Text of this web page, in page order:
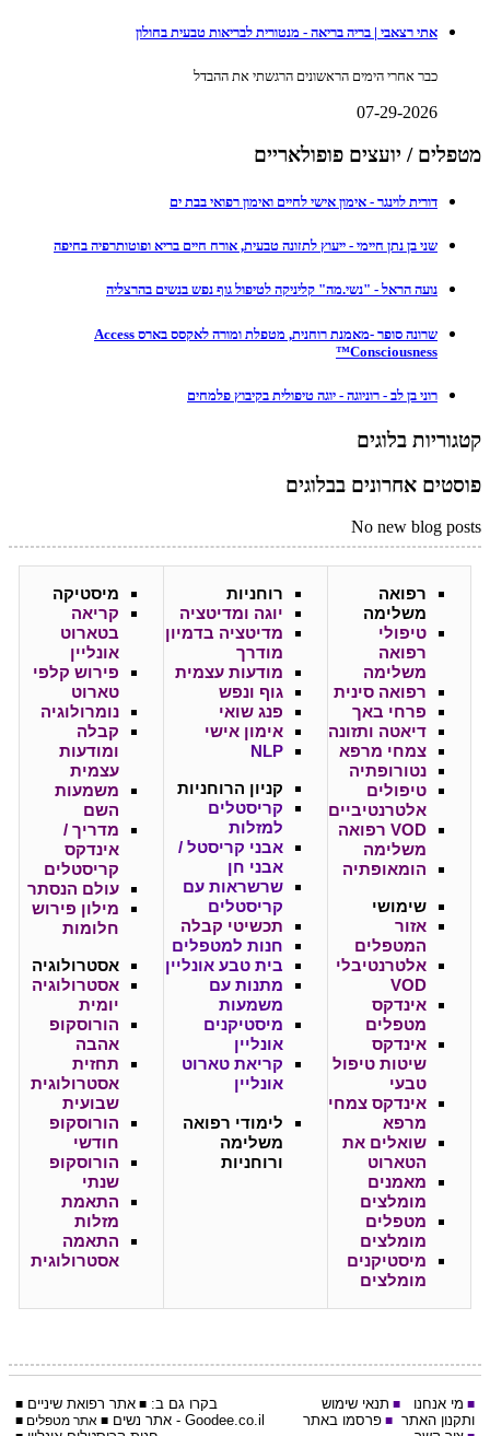
אתי רצאבי | בריה בריאה - מנטורית לבריאות טבעית בחולון
כבר אחרי הימים הראשונים הרגשתי את ההבדל
07-29-2026
מטפלים / יועצים פופולאריים
דורית לוינגר - אימון אישי לחיים ואימון רפואי בבת ים
שני בן נתן חיימי - ייעוץ לתזונה טבעית, אורח חיים בריא ופוטותרפיה בחיפה
נועה הראל - "נשי.מה" קליניקה לטיפול גוף נפש בנשים בהרצליה
שרונה סופר -מאמנת רוחנית, מטפלת ומורה לאקסס בארס Access
Consciousness™
רוני בן לב - רוניוגה - יוגה טיפולית בקיבוץ פלמחים
קטגוריות בלוגים
פוסטים אחרונים בבלוגים
No new blog posts
רפואה
משלימה
טיפולי
רפואה
משלימה
רפואה סינית
פרחי באך
דיאטה ותזונה
צמחי מרפא
נטורופתיה
טיפולים
אלטרנטיביים
VOD רפואה
משלימה
הומאופתיה
שימושי
אזור
המטפלים
אלטרנטיבלי
VOD
אינדקס
מטפלים
אינדקס
שיטות טיפול
טבעי
אינדקס צמחי
מרפא
שואלים את
הטארוט
מאמנים
מומלצים
מטפלים
מומלצים
מיסטיקנים
מומלצים
רוחניות
יוגה ומדיטציה
מדיטציה בדמיון
מודרך
מודעות עצמית
גוף ונפש
פנג שואי
אימון אישי
NLP
קניון הרוחניות
קריסטלים
למזלות
אבני קריסטל /
אבני חן
שרשראות עם
קריסטלים
תכשיטי קבלה
חנות למטפלים
בית טבע אונליין
מתנות עם
משמעות
מיסטיקנים
אונליין
קריאת טארוט
אונליין
לימודי רפואה
משלימה
ורוחניות
מיסטיקה
קריאה
בטארוט
אונליין
פירוש קלפי
טארוט
נומרולוגיה
קבלה
ומודעות
עצמית
משמעות
השם
מדריך /
אינדקס
קריסטלים
עולם הנסתר
מילון פירוש
חלומות
אסטרולוגיה
אסטרולוגיה
יומית
הורוסקופ
אהבה
תחזית
אסטרולוגית
שבועית
הורוסקופ
חודשי
הורוסקופ
שנתי
התאמת
מזלות
התאמה
אסטרולוגית
■ מי אנחנו ■ תנאי שימוש
ותקנון האתר ■ פרסמו באתר
בקרו גם ב: ■ אתר רפואת שיניים ■
Goodee.co.il - אתר נשים ■ אתר מטפלים ■